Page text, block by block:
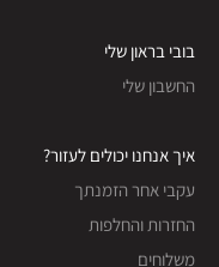
בובי בראון שלי
החשבון שלי
איך אנחנו יכולים לעזור?
עקבי אחר הזמנתך
החזרות והחלפות
משלוחים